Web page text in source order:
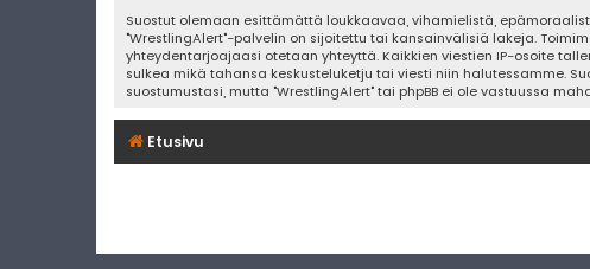
Suostut olemaan esittämättä loukkaavaa, vihamielistä,
"WrestlingAlert"-palvelin on sijoitettu tai kansainvälisiä lakeja.
yhteydentarjoajaasi otetaan yhteyttä. Kaikkien viestien IP-osoite
sulkea mikä tahansa keskusteluketju tai viesti niin halutessamme.
suostumustasi, mutta "WrestlingAlert" tai phpBB ei ole vastuussa
Etusivu